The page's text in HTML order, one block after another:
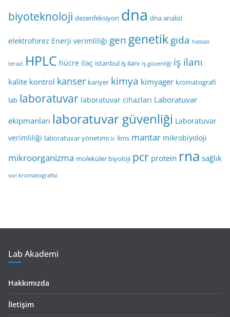
biyoteknoloji dezenfeksiyon dna dna analizi
elektroforez Enerji verimliliği gen genetikgıda hassas
terazi HPLC hücre ilaç istanbul iş ilanı iş güvenliği iş ilanı
kalite kontrol kanser kariyer kimya kimyager kromatografi
lab laboratuvar laboratuvar cihazları Laboratuvar
ekipmanları laboratuvar güvenliği Laboratuvar
verimliliği laboratuvar yönetimi lc lims mantar mikrobiyoloji
mikroorganizma moleküler biyoloji pcr protein rna sağlık
sıvı kromatografisi
Lab Akademi
Hakkımızda
İletişim